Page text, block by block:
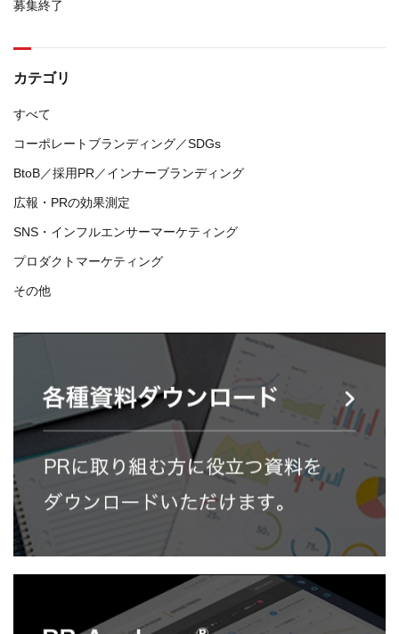
募集終了
カテゴリ
すべて
コーポレートブランディング／SDGs
BtoB／採用PR／インナーブランディング
広報・PRの効果測定
SNS・インフルエンサーマーケティング
プロダクトマーケティング
その他